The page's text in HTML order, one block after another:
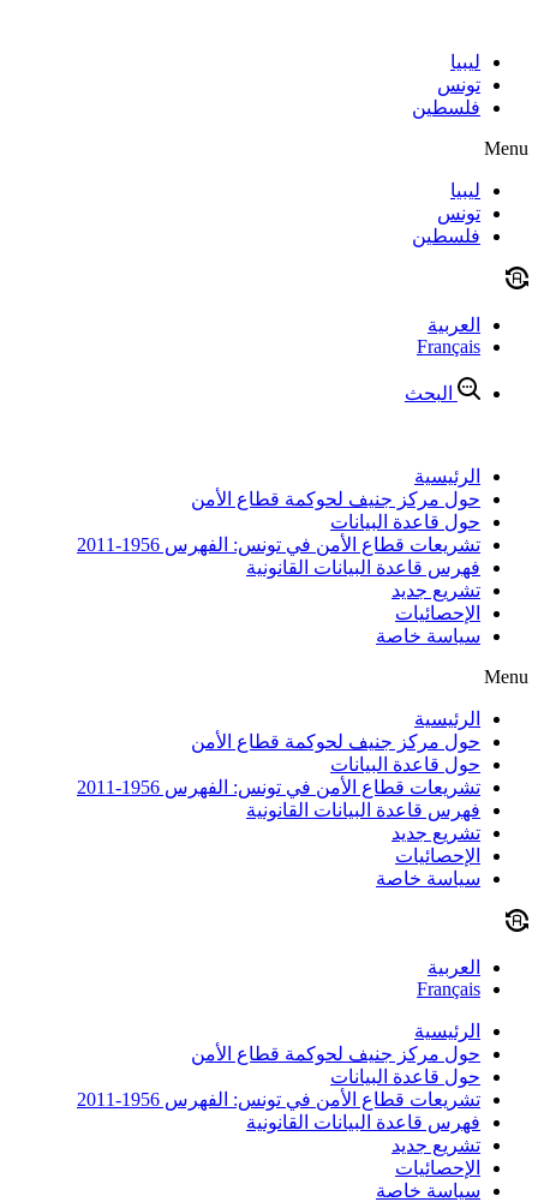
contentليبيا
تونس
فلسطين
Menu
ليبيا
تونس
فلسطين
العربية
Français
البحث
الرئيسية
حول مركز جنيف لحوكمة قطاع الأمن
حول قاعدة البيانات
تشريعات قطاع الأمن في تونس: الفهرس 1956-2011
فهرس قاعدة البيانات القانونية
تشريع جديد
الإحصائيات
سياسة خاصة
Menu
الرئيسية
حول مركز جنيف لحوكمة قطاع الأمن
حول قاعدة البيانات
تشريعات قطاع الأمن في تونس: الفهرس 1956-2011
فهرس قاعدة البيانات القانونية
تشريع جديد
الإحصائيات
سياسة خاصة
العربية
Français
الرئيسية
حول مركز جنيف لحوكمة قطاع الأمن
حول قاعدة البيانات
تشريعات قطاع الأمن في تونس: الفهرس 1956-2011
فهرس قاعدة البيانات القانونية
تشريع جديد
الإحصائيات
سياسة خاصة